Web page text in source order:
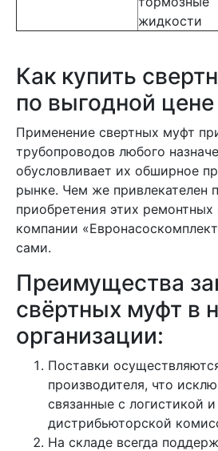
жидкости
Как купить
по выгодной цене
Применение свертных муфт
трубопроводов любого
обусловливает их обширное
рынке. Чем же привлекателен
приобретения этих
компании
сами.
Преимущества
свёртных муфт в
организации:
Поставки
производителя, что
связанные с логистикой и
дистрибьюторской
На складе всегда